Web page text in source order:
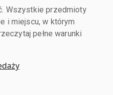
Wszystkie przedmioty
i miejscu, w którym
pełne warunki